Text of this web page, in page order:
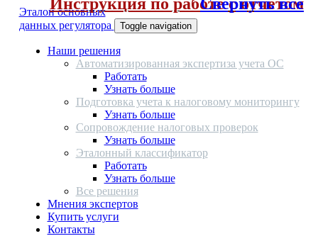
Эталон основных
данных регулятора
Toggle navigation
Наши решения
Автоматизированная экспертиза учета ОС
Работать
Узнать больше
Подготовка учета к налоговому мониторингу
Узнать больше
Сопровождение налоговых проверок
Узнать больше
Эталонный классификатор
Работать
Узнать больше
Все решения
Мнения экспертов
Купить услуги
Контакты